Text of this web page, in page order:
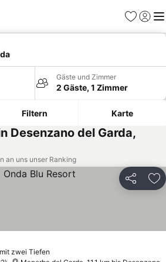
Favoriten
Gäste und Zimmer
2 Gäste, 1 Zimmer
Filtern Karte
Desenzano del Garda,
an uns unser Ranking
Teilen
zwei Tiefen